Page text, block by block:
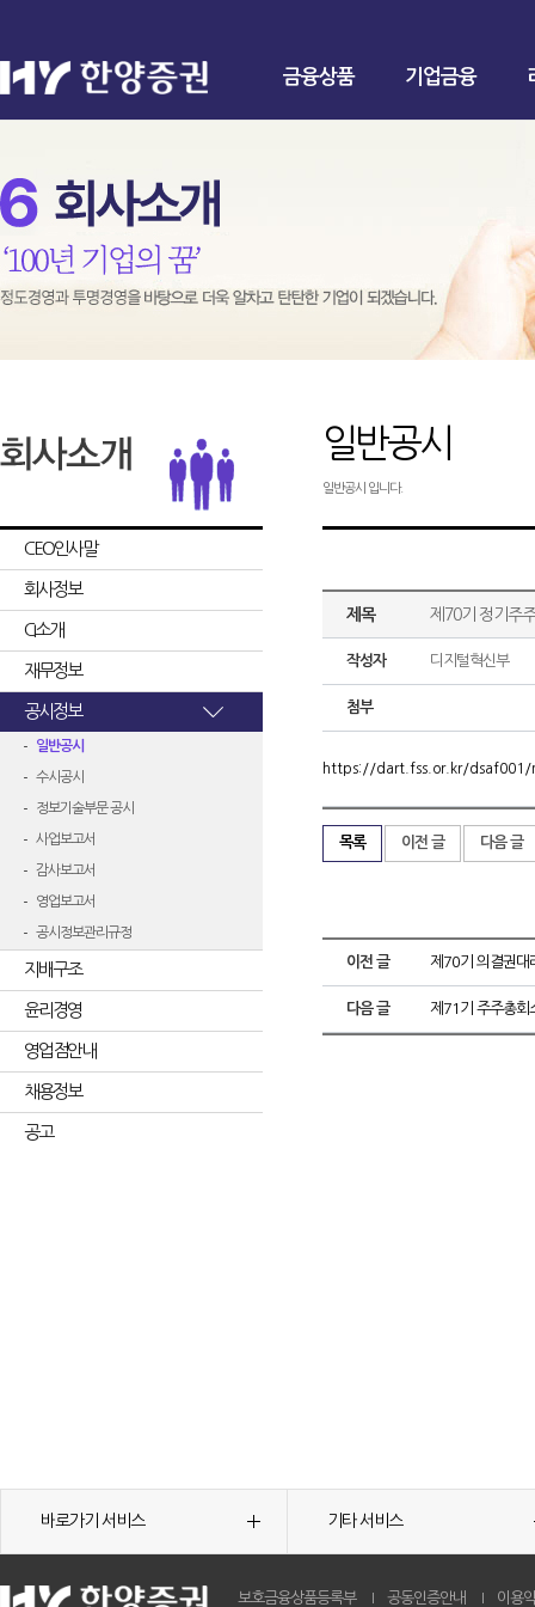
금융상품 기업금융
CEO인사말
회사정보
CI소개
재무정보
공시정보
일반공시
수시공시
정보기술부문 공시
사업보고서
감사보고서
영업보고서
공시정보관리규정
지배구조
윤리경영
영업점안내
채용정보
공고
일반공시
일반공시 입니다.
제목 제70기 정기주
작성자 디지털혁신부
첨부
https://dart.fss.or.kr/dsaf001/
목록 이전 글 다음 글
이전 글 제70기 의결권대
다음 글 제71기 주주총회
바로가기 서비스 기타 서비스
보호금융상품등록부 공동인증안내 이용